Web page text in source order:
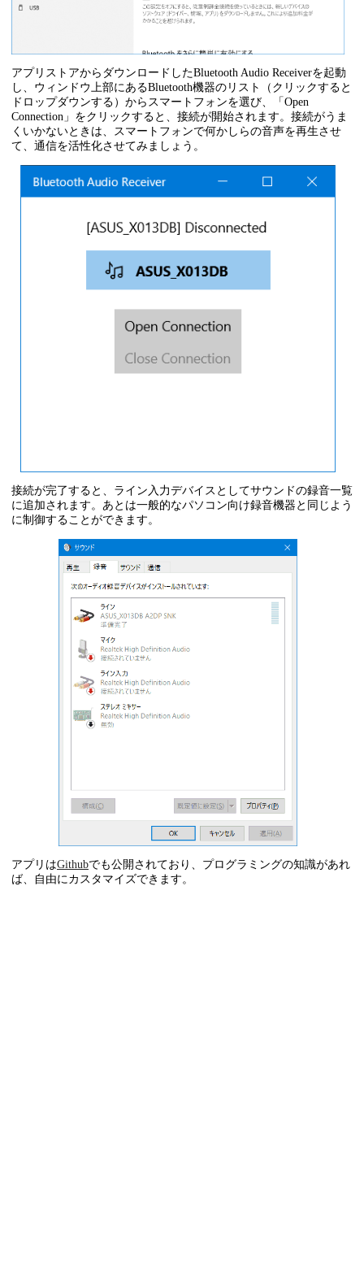
アプリストアからダウンロードしたBluetooth Audio Receiverを起動
し、ウィンドウ上部にあるBluetooth機器のリスト（クリックすると
ドロップダウンする）からスマートフォンを選び、「Open
Connection」をクリックすると、接続が開始されます。接続がうま
くいかないときは、スマートフォンで何かしらの音声を再生させ
て、通信を活性化させてみましょう。
接続が完了すると、ライン入力デバイスとしてサウンドの録音一覧
に追加されます。あとは一般的なパソコン向け録音機器と同じよう
に制御することができます。
アプリはGithubでも公開されており、プログラミングの知識があれ
ば、自由にカスタマイズできます。